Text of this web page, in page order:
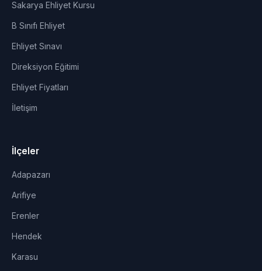
Sakarya Ehliyet Kursu
B Sınıfı Ehliyet
Ehliyet Sınavı
Direksiyon Eğitimi
Ehliyet Fiyatları
İletişim
İlçeler
Adapazarı
Arifiye
Erenler
Hendek
Karasu